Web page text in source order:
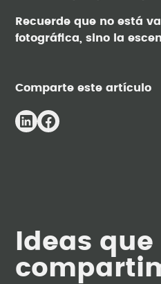
Comparte este artículo
Recuerde que no está
fotográfica, sino la
Ideas que